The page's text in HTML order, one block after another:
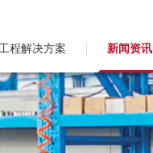
程解决方案 新闻资讯